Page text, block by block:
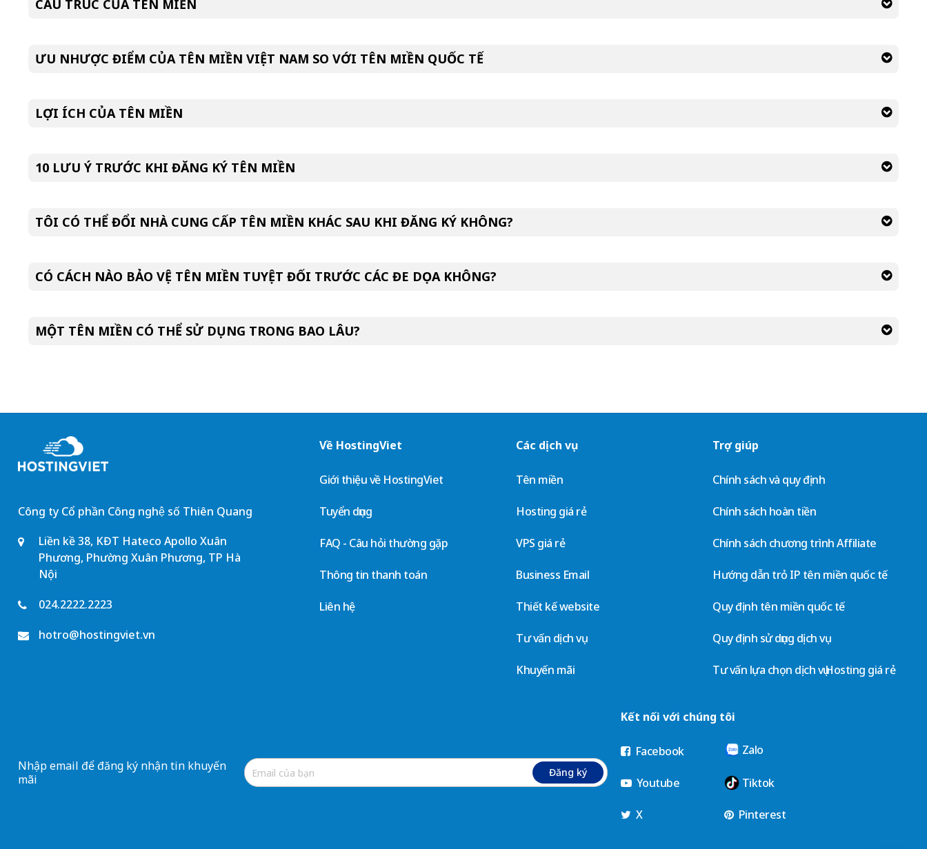
CẤU TRÚC CỦA TÊN MIỀN
ƯU NHƯỢC ĐIỂM CỦA TÊN MIỀN VIỆT NAM SO VỚI TÊN MIỀN QUỐC TẾ
LỢI ÍCH CỦA TÊN MIỀN
10 LƯU Ý TRƯỚC KHI ĐĂNG KÝ TÊN MIỀN
TÔI CÓ THỂ ĐỔI NHÀ CUNG CẤP TÊN MIỀN KHÁC SAU KHI ĐĂNG KÝ KHÔNG?
CÓ CÁCH NÀO BẢO VỆ TÊN MIỀN TUYỆT ĐỐI TRƯỚC CÁC ĐE DỌA KHÔNG?
MỘT TÊN MIỀN CÓ THỂ SỬ DỤNG TRONG BAO LÂU?
Công ty Cổ phần Công nghệ số Thiên Quang
Liền kề 38, KĐT Hateco Apollo Xuân
Phương, Phường Xuân Phương, TP Hà
Nội
024.2222.2223
hotro@hostingviet.vn
Về HostingViet
Giới thiệu về HostingViet
Tuyển dụng
FAQ - Câu hỏi thường gặp
Thông tin thanh toán
Liên hệ
Các dịch vụ
Tên miền
Hosting giá rẻ
VPS giá rẻ
Business Email
Thiết kế website
Tư vấn dịch vụ
Khuyến mãi
Trợ giúp
Chính sách và quy định
Chính sách hoàn tiền
Chính sách chương trình Affiliate
Hướng dẫn trỏ IP tên miền quốc tế
Quy định tên miền quốc tế
Quy định sử dụng dịch vụ
Tư vấn lựa chọn dịch vụ Hosting giá rẻ
Nhập email để đăng ký nhận tin khuyến
mãi
Đăng ký
Kết nối với chúng tôi
Facebook Zalo
Youtube Tiktok
X Pinterest